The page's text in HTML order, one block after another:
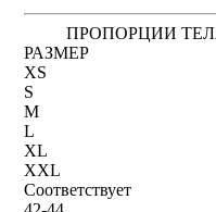
ПРОПОРЦИИ
РАЗМЕР
XS
S
M
L
XL
XXL
Соответствует